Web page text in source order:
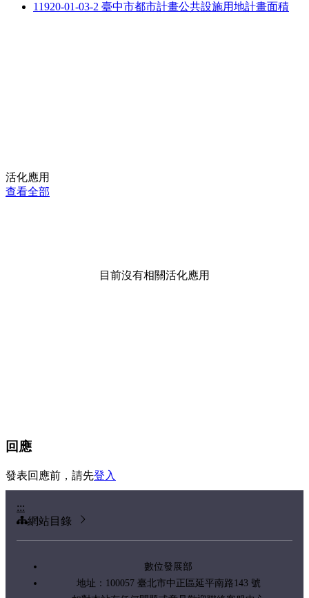
11920-01-03-2 臺中市都市計畫公共設施用地計畫面積
活化應用
查看全部
目前沒有相關活化應用
回應
發表回應前，請先登入
:::
網站目錄
數位發展部
地址：100057 臺北市中正區延平南路143 號